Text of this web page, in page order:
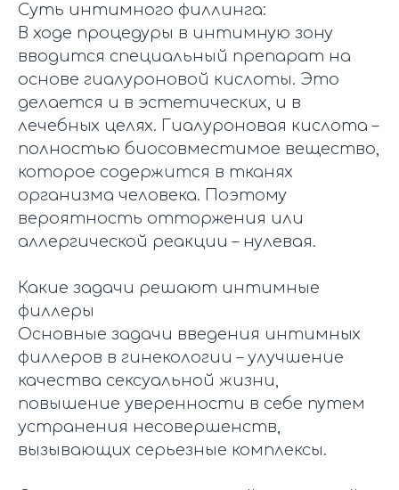
Суть интимного филлинга:
В ходе процедуры в интимную зону
вводится специальный препарат на
основе гиалуроновой кислоты. Это
делается и в эстетических, и в
лечебных целях. Гиалуроновая кислота –
полностью биосовместимое вещество,
которое содержится в тканях
организма человека. Поэтому
вероятность отторжения или
аллергической реакции – нулевая.
Какие задачи решают интимные
филлеры
Основные задачи введения интимных
филлеров в гинекологии – улучшение
качества сексуальной жизни,
повышение уверенности в себе путем
устранения несовершенств,
вызывающих серьезные комплексы.